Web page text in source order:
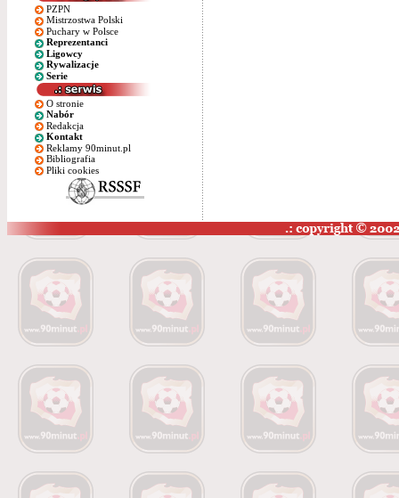
PZPN
Mistrzostwa Polski
Puchary w Polsce
Reprezentanci
Ligowcy
Rywalizacje
Serie
O stronie
Nabór
Redakcja
Kontakt
Reklamy 90minut.pl
Bibliografia
Pliki cookies